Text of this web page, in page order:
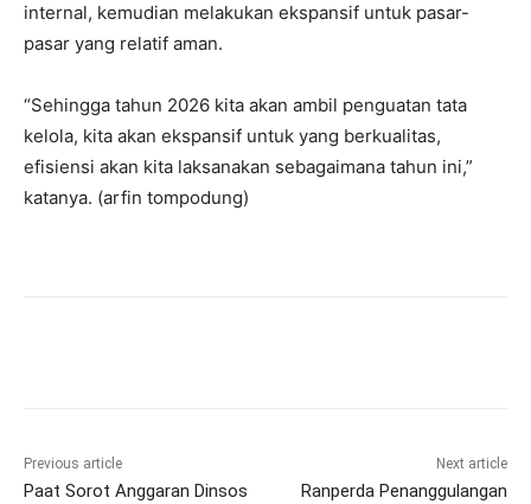
internal, kemudian melakukan ekspansif untuk pasar-
pasar yang relatif aman.
“Sehingga tahun 2026 kita akan ambil penguatan tata
kelola, kita akan ekspansif untuk yang berkualitas,
efisiensi akan kita laksanakan sebagaimana tahun ini,”
katanya. (arfin tompodung)
Previous article
Paat Sorot Anggaran Dinsos
Next article
Ranperda Penanggulangan